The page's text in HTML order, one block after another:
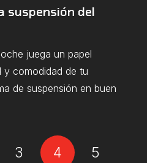
suspensión del
juega un papel
y comodidad de tu
de suspensión en buen
3 4 5